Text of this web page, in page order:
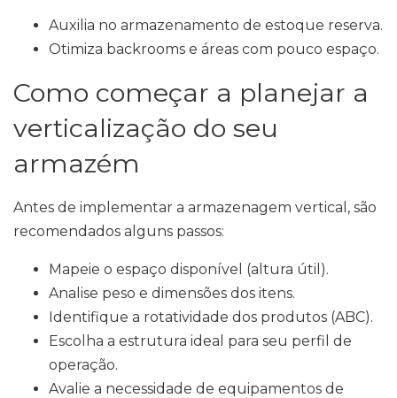
Auxilia no armazenamento de estoque reserva.
Otimiza backrooms e áreas com pouco espaço.
Como começar a planejar a
verticalização do seu
armazém
Antes de implementar a armazenagem vertical, são
recomendados alguns passos:
Mapeie o espaço disponível (altura útil).
Analise peso e dimensões dos itens.
Identifique a rotatividade dos produtos (ABC).
Escolha a estrutura ideal para seu perfil de
operação.
Avalie a necessidade de equipamentos de